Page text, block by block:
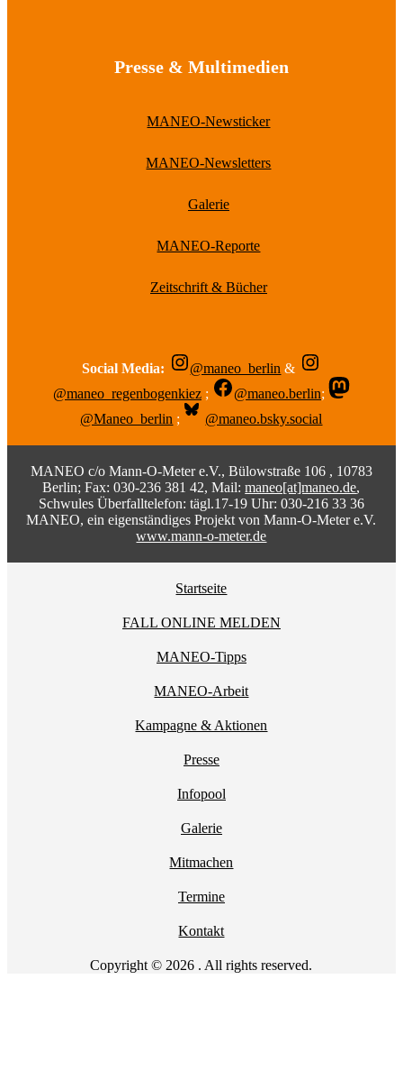
Presse & Multimedien
MANEO-Newsticker
MANEO-Newsletters
Galerie
MANEO-Reporte
Zeitschrift & Bücher
Social Media: @maneo_berlin &
@maneo_regenbogenkiez ; @maneo.berlin;
@Maneo_berlin ; @maneo.bsky.social
MANEO c/o Mann-O-Meter e.V., Bülowstraße 106 , 10783
Berlin; Fax: 030-236 381 42, Mail:maneo[at]maneo.de,
Schwules Überfalltelefon: tägl.17-19 Uhr: 030-216 33 36
MANEO, ein eigenständiges Projekt von Mann-O-Meter e.V.
www.mann-o-meter.de
Startseite
FALL ONLINE MELDEN
MANEO-Tipps
MANEO-Arbeit
Kampagne & Aktionen
Presse
Infopool
Galerie
Mitmachen
Termine
Kontakt
Copyright © 2026 . All rights reserved.